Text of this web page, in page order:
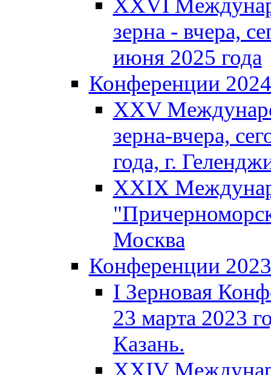
XXVI
зерна - вчера,
июня 2025 года
Конференции 2024
XXV
зерна-вчера,
года, г.
XXIX
Москва
Конференции 2023
I Зерновая
23 марта 2023
Казань.
XXIV